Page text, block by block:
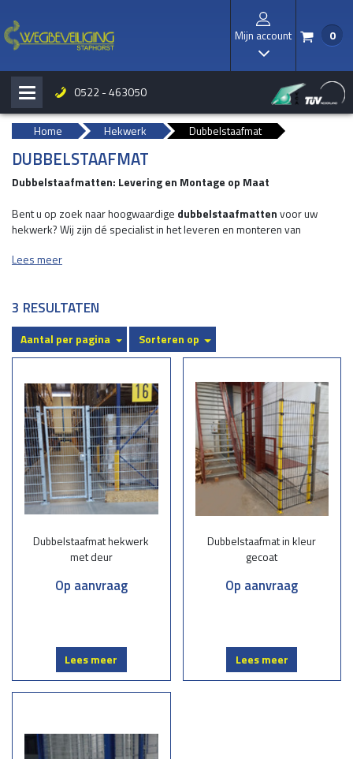
Mijn account
I
/ 0
H b 0522 - 463050
Home Hekwerk Dubbelstaafmat
DUBBELSTAAFMAT
Dubbelstaafmatten: Levering en Montage op Maat
Bent u op zoek naar hoogwaardige dubbelstaafmattenvoor uw
hekwerk? Wij zijn dé specialist in het leveren en monteren van
gaat om een residentiële tuin, industrieterrein, sportveld, of andere
Wat zijn dubbelstaafmatten?
horizontale staven en een verticale staaf, wat zorgt voor optimale
sterkte en stabiliteit. Ze zijn populair vanwege hun robuustheid, lange
levensduur en veelzijdigheid. Deze hekwerken zijn verkrijgbaar in
diverse afmetingen, kleuren en afwerkingen, zoals verzinkt of
gepoedercoat, zodat ze perfect aansluiten bij uw wensen.
Waarom kiezen voor onze dubbelstaafmatten?
uit hoogwaardig staal en bestand tegen alle weersomstandigheden.
Op maat gemaakt: Wij leveren hekwerken die volledig aansluiten bij uw
Professionele montage:Ons ervaren team zorgt voor een vakkundige
toepassingen:
Tuinomheiningen: Creëer een veilige en stijlvolle afbakening voor uw
Lees meer
3 RESULTATEN
Aantal per pagina Sorteren op
Dubbelstaafmat hekwerk
met deur
Op aanvraag
Lees meer
Dubbelstaafmat in kleur
gecoat
Op aanvraag
Lees meer